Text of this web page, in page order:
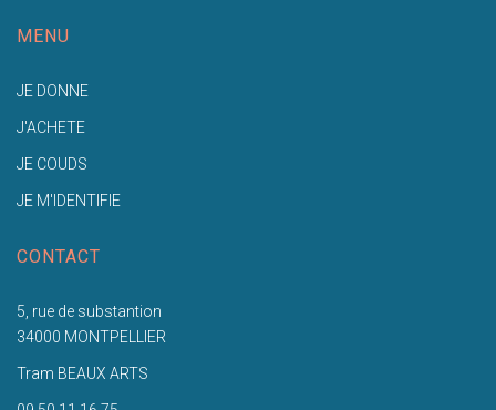
MENU
JE DONNE
J'ACHETE
JE COUDS
JE M'IDENTIFIE
CONTACT
5, rue de substantion
34000 MONTPELLIER
Tram BEAUX ARTS